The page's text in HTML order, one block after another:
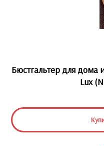
Бюстгальтер для дома
Lux